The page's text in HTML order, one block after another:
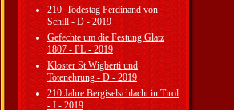
210. Todestag Ferdinand von
Schill - D - 2019
Gefechte um die Festung Glatz
1807 - PL - 2019
Kloster St.Wigberti und
Totenehrung - D - 2019
210 Jahre Bergiselschlacht in Tirol
- I - 2019